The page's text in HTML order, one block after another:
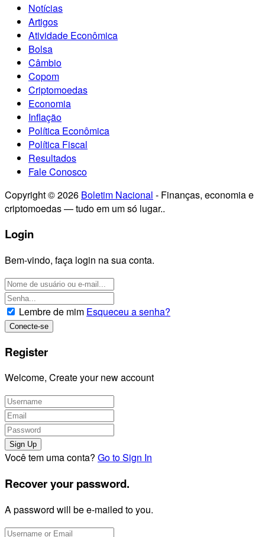
Notícias
Artigos
Atividade Econômica
Bolsa
Câmbio
Copom
Criptomoedas
Economia
Inflação
Política Econômica
Política Fiscal
Resultados
Fale Conosco
Copyright © 2026 Boletim Nacional - Finanças, economia e
criptomoedas — tudo em um só lugar..
Login
Bem-vindo, faça login na sua conta.
Lembre de mim Esqueceu a senha?
Register
Welcome, Create your new account
Você tem uma conta? Go to Sign In
Recover your password.
A password will be e-mailed to you.